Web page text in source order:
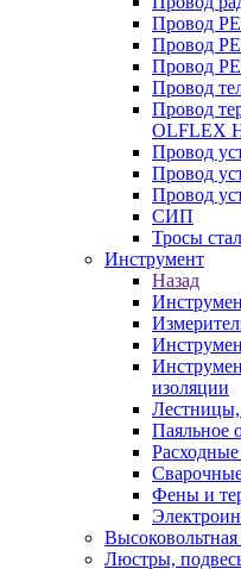
Провод
Провод
Провод
Провод
Провод
OLFLEX
Провод
Провод
Провод
СИП
Тросы
Инструмент
Назад
изоляции
Лестницы,
Паяльное
Фены и
Высоковольтная
Люстры,